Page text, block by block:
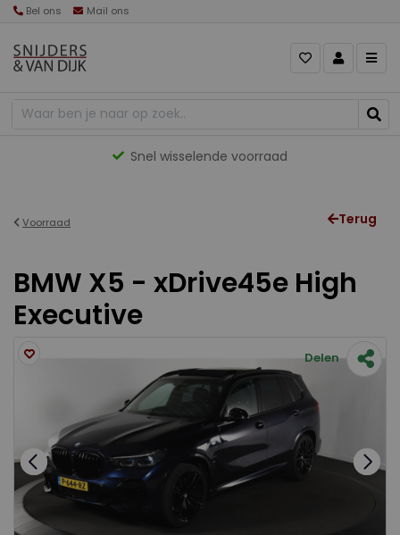
Bel ons Mail ons
Snel wisselende voorraad
Voorraad Terug
BMW X5 - xDrive45e High
Executive
Delen